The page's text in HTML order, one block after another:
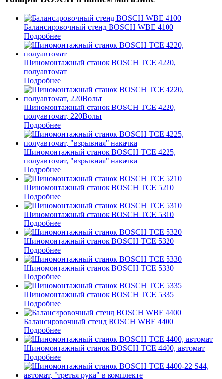
Балансировочный стенд BOSCH WBE 4100
Подробнее
Шиномонтажный станок BOSCH TCE 4220,
полуавтомат
Подробнее
Шиномонтажный станок BOSCH TCE 4220,
полуавтомат, 220Вольт
Подробнее
Шиномонтажный станок BOSCH TCE 4225,
полуавтомат, "взрывная" накачка
Подробнее
Шиномонтажный станок BOSCH TCE 5210
Подробнее
Шиномонтажный станок BOSCH TCE 5310
Подробнее
Шиномонтажный станок BOSCH TCE 5320
Подробнее
Шиномонтажный станок BOSCH TCE 5330
Подробнее
Шиномонтажный станок BOSCH TCE 5335
Подробнее
Балансировочный стенд BOSCH WBE 4400
Подробнее
Шиномонтажный станок BOSCH TCE 4400, автомат
Подробнее